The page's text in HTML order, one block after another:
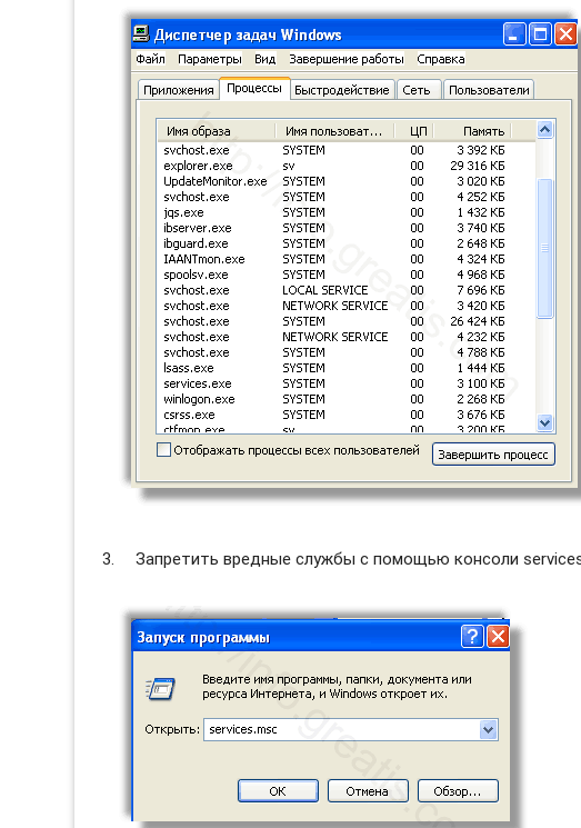
Запретить вредные службы с помощью консоли